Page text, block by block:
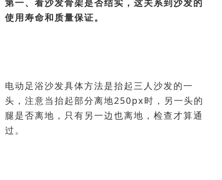
第一、看沙发骨架是否结实，这关系到沙发的
使用寿命和质量保证。
电动足浴沙发具体方法是抬起三人沙发的一
头，注意当抬起部分离地250px时，另一头的
腿是否离地，只有另一边也离地，检查才算通
过。